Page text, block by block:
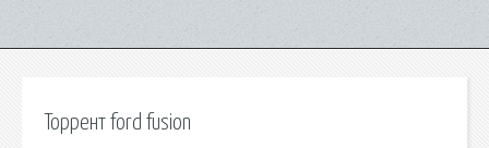
Торрент ford fusion